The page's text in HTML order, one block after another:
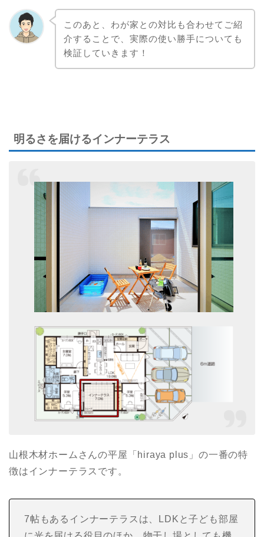
このあと、わが家との対比も合わせてご紹
介することで、実際の使い勝手についても
検証していきます！
明るさを届けるインナーテラス
山根木材ホームさんの平屋「hiraya plus」の一番の特
徴はインナーテラスです。
7帖もあるインナーテラスは、LDKと子ども部屋